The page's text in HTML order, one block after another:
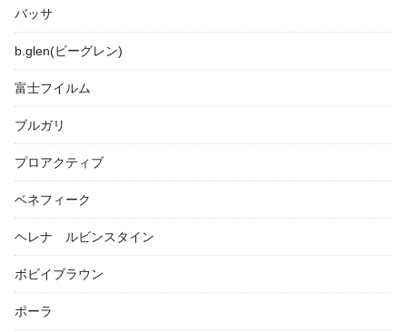
バッサ
b.glen(ビーグレン)
富士フイルム
ブルガリ
プロアクティブ
ベネフィーク
ヘレナ ルビンスタイン
ボビイブラウン
ポーラ